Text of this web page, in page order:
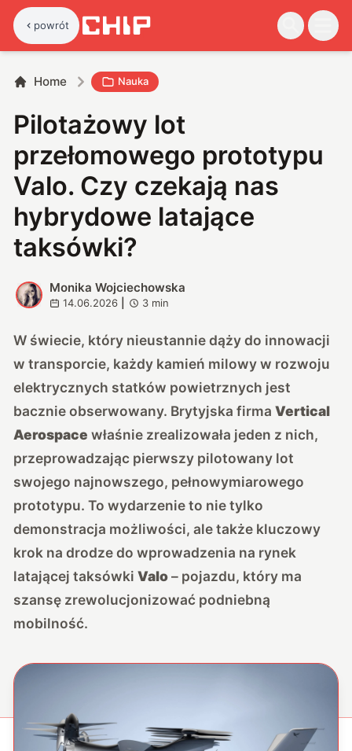
powrót
Home Nauka
Pilotażowy lot
przełomowego prototypu
Valo. Czy czekają nas
hybrydowe latające
taksówki?
M
Monika Wojciechowska
14.06.2026 3 min
W świecie, który nieustannie dąży do innowacji
w transporcie, każdy kamień milowy w rozwoju
elektrycznych statków powietrznych jest
bacznie obserwowany. Brytyjska firmaVertical
Aerospace właśnie zrealizowała jeden z nich,
przeprowadzając pierwszy pilotowany lot
swojego najnowszego, pełnowymiarowego
prototypu. To wydarzenie to nie tylko
demonstracja możliwości, ale także kluczowy
krok na drodze do wprowadzenia na rynek
latającej taksówkiValo– pojazdu, który ma
szansę zrewolucjonizować podniebną
mobilność.